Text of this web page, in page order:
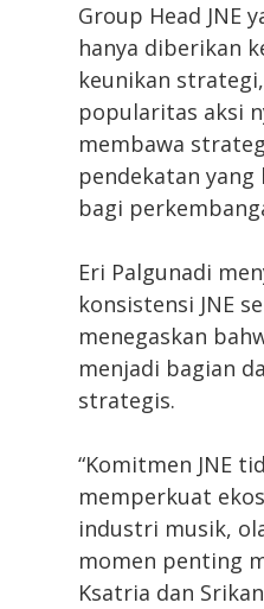
Group Head JNE
hanya diberikan
keunikan
popularitas aksi
membawa
pendekatan
bagi
Eri Palgunadi
konsistensi JNE
menegaskan
menjadi bagian
strategis.
“Komitmen JNE
memperkuat
industri musik,
momen penting
Ksatria dan